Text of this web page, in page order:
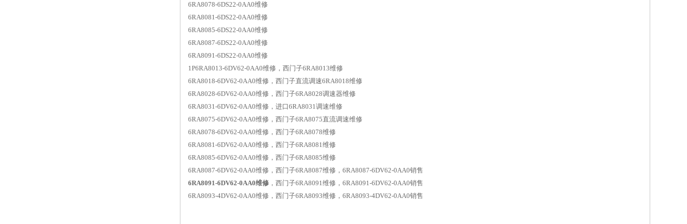
6RA8078-6DS22-0AA0维修
6RA8081-6DS22-0AA0维修
6RA8085-6DS22-0AA0维修
6RA8087-6DS22-0AA0维修
6RA8091-6DS22-0AA0维修
1P6RA8013-6DV62-0AA0维修，西门子6RA8013维修
6RA8018-6DV62-0AA0维修，西门子直流调速6RA8018维修
6RA8028-6DV62-0AA0维修，西门子6RA8028调速器维修
6RA8031-6DV62-0AA0维修，进口6RA8031调速维修
6RA8075-6DV62-0AA0维修，西门子6RA8075直流调速维修
6RA8078-6DV62-0AA0维修，西门子6RA8078维修
6RA8081-6DV62-0AA0维修，西门子6RA8081维修
6RA8085-6DV62-0AA0维修，西门子6RA8085维修
6RA8087-6DV62-0AA0维修，西门子6RA8087维修，6RA8087-6DV62-0AA0销售
6RA8091-6DV62-0AA0维修 ，西门子6RA8091维修，6RA8091-6DV62-0AA0销售
6RA8093-4DV62-0AA0维修，西门子6RA8093维修，6RA8093-4DV62-0AA0销售